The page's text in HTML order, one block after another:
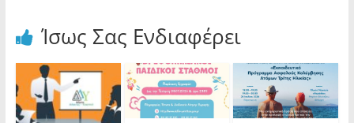
Ίσως Σας Ενδιαφέρει